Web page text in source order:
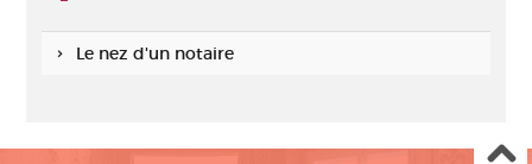
Le nez d'un notaire